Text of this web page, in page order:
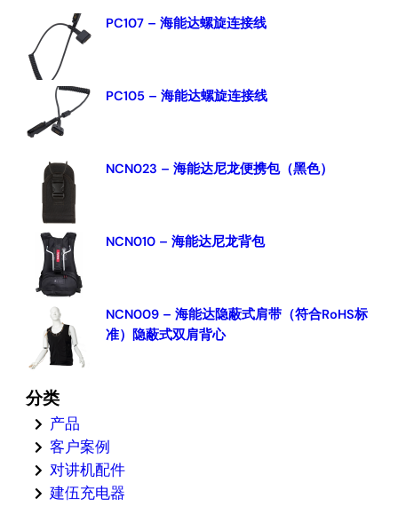
h
PC107 – 海能达螺旋连接线
PC105 – 海能达螺旋连接线
NCN023 – 海能达尼龙便携包（黑色）
NCN010 – 海能达尼龙背包
NCN009 – 海能达隐蔽式肩带（符合RoHS标
准）隐蔽式双肩背心
分类
产品
客户案例
对讲机配件
建伍充电器